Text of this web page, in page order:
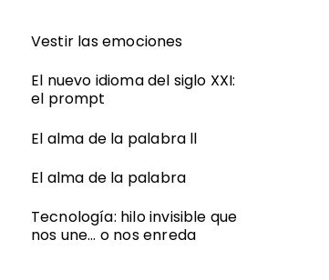
Vestir las emociones
El nuevo idioma del siglo XXI:
el prompt
El alma de la palabra ll
El alma de la palabra
Tecnología: hilo invisible que
nos une… o nos enreda